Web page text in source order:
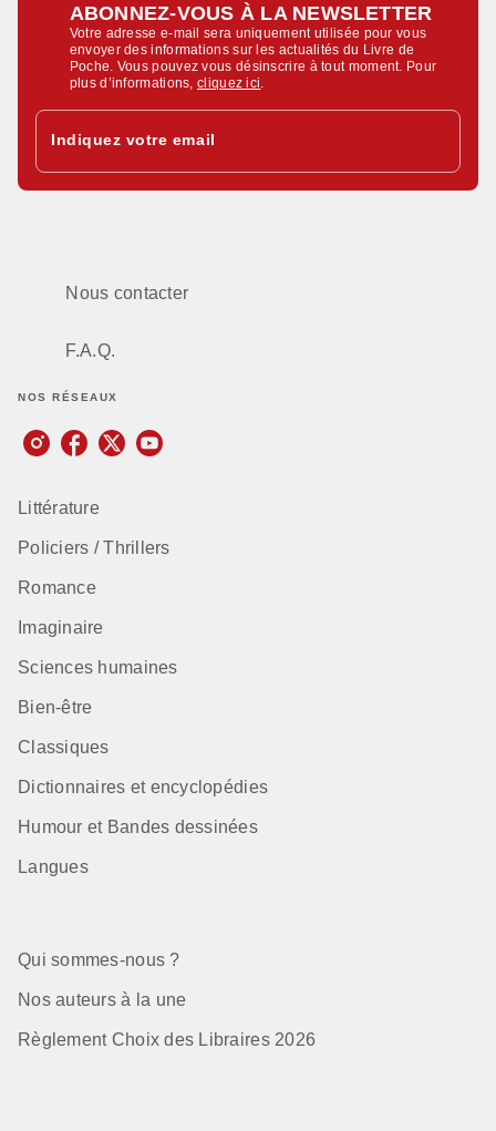
ABONNEZ-VOUS À LA NEWSLETTER
Votre adresse e-mail sera uniquement utilisée pour vous
envoyer des informations sur les actualités du Livre de
Poche. Vous pouvez vous désinscrire à tout moment. Pour
plus d’informations,cliquez ici
Indiquez votre email
Nous contacter
F.A.Q.
NOS RÉSEAUX
Littérature
Policiers / Thrillers
Romance
Imaginaire
Sciences humaines
Bien-être
Classiques
Dictionnaires et encyclopédies
Humour et Bandes dessinées
Langues
Qui sommes-nous ?
Nos auteurs à la une
Règlement Choix des Libraires 2026